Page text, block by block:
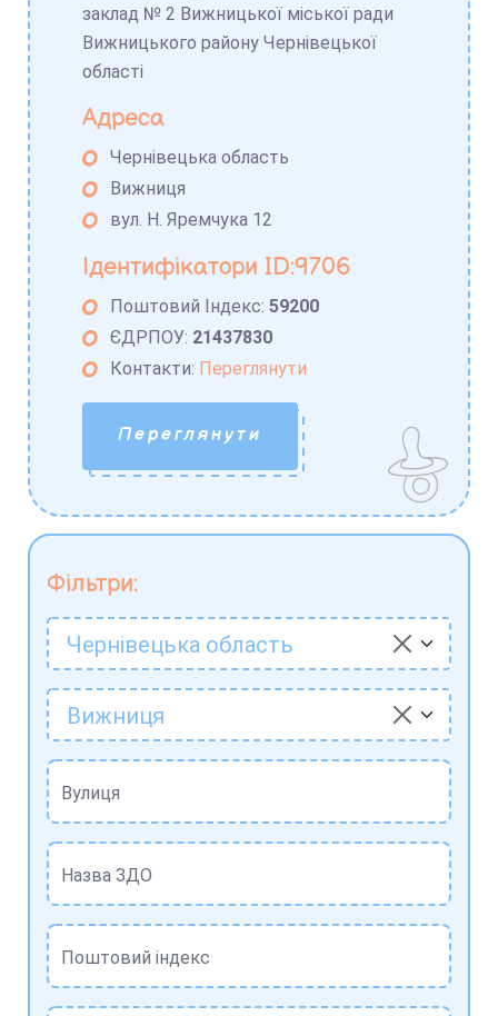
Фільтри:
Чернівецька область
Вижниця
Вулиця
Назва ЗДО
Поштовий індекс
заклад № 2 Вижницької міської ради
Вижницького району Чернівецької
області
Адреса
Чернівецька область
Вижниця
вул. Н. Яремчука 12
Ідентифікатори ID:9706
Поштовий Індекс:59200
ЄДРПОУ: 21437830
Контакти: Переглянути
Переглянути